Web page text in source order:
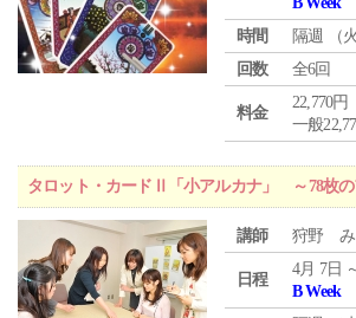
時間
隔週 （火
回数
全6回
料金
22,770円
一般
タロット・カードⅡ「小アルカナ」 ～78枚
講師 狩野 み
日程
4月 7日
B Week